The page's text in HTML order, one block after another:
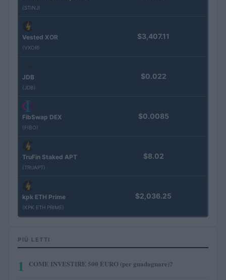
(STINJ)
Vested XOR
(VXOR)
$3,407.11
JDB
(JDB)
$0.022
FibSwap DEX
(FIBO)
$0.0085
TruFin Staked APT
(TRUAPT)
$8.02
kpk ETH Prime
(KPK ETH PRIME)
$2,036.25
PIÙ LETTI
1 COME INVESTIRE 500 EURO (per guadagnare)?